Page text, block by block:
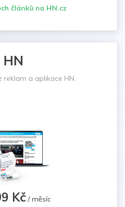
článků na HN.cz
HN
reklam a aplikace HN.
Kč/ měsíc